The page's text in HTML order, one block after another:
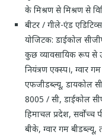
के मिश्रण से मिश्रण से
बीटर / गीले-एंड
योजिटक: डाईकोल
कुछ व्यावसायिक रूप से
नियंत्रण एक्स्प।, ग्वार
एफजीडब्ल्यू, डायकोल
8005 / सी, डाईकोल
हिमाचल प्रदेश,
बीके, ग्वार गम बीडब्ल्यू,